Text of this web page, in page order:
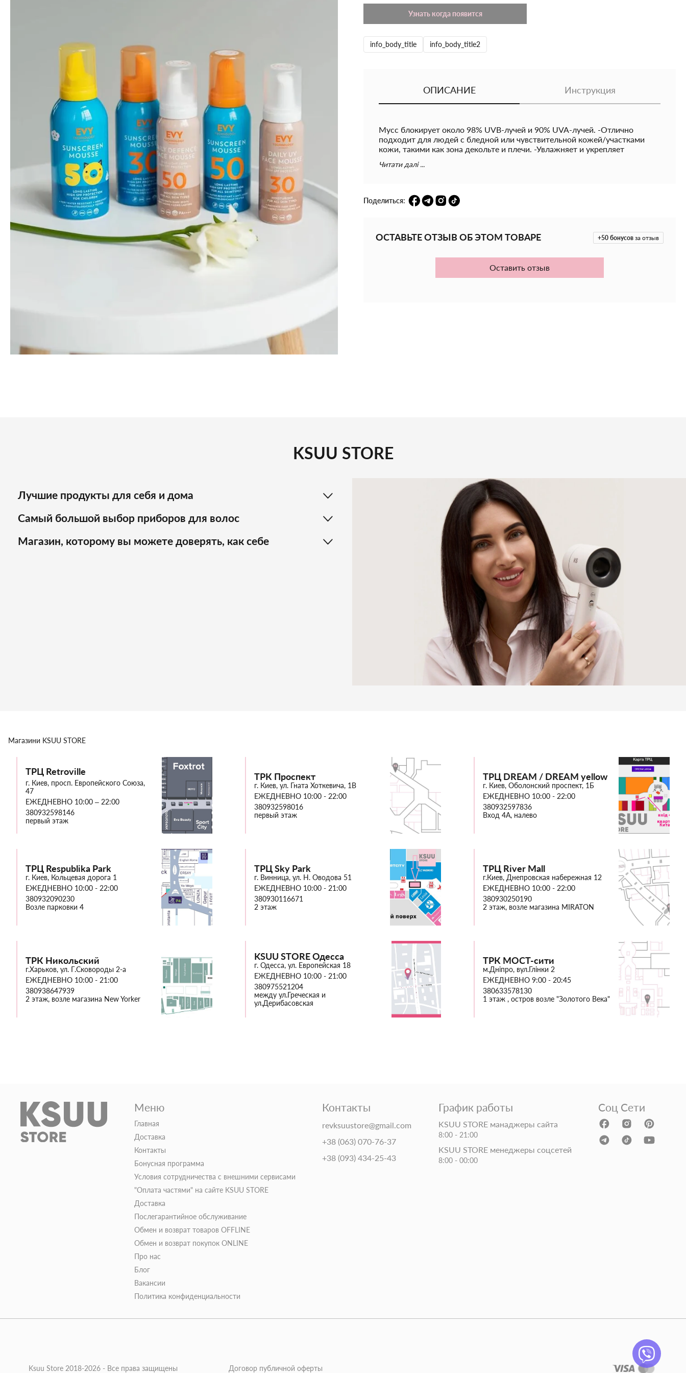
Узнать когда появится
info_body_title info_body_title2
ОПИСАНИЕ Инструкция
Мусс блокирует около 98% UVB-лучей и 90% UVA-лучей. -Отлично
подходит для людей с бледной или чувствительной кожей/участками
кожи, такими как зона декольте и плечи. -Увлажняет и укрепляет
хлорированная вода. -Продукт также подходит для лица, особенно если
продукта. -Не забивает поры и не оставляет белого следа. -Без
консервантов и духов. Без парафина и алкоголя. Без красителей и
Читати далі ...
Поделиться:
+50 бонусов за отзыв
ОСТАВЬТЕ ОТЗЫВ ОБ ЭТОМ ТОВАРЕ
Оставить отзыв
KSUU STORE
Лучшие продукты для себя и дома
Самый большой выбор приборов для волос
Магазин, которому вы можете доверять, как себе
Магазини KSUU STORE
ТРЦ Retroville
г. Киев, просп. Европейского Союза,
47
ЕЖЕДНЕВНО 10:00 – 22:00
380932598146
первый этаж
ТРК Проспект
г. Киев, ул. Гната Хоткевича, 1В
ЕЖЕДНЕВНО 10:00 - 22:00
380932598016
первый этаж
ТРЦ DREAM / DREAM yellow
г. Киев, Оболонский проспект, 1Б
ЕЖЕДНЕВНО 10:00 - 22:00
380932597836
Вход 4А, налево
ТРЦ Respublika Park
г. Киев, Кольцевая дорога 1
ЕЖЕДНЕВНО 10:00 - 22:00
380932090230
Возле парковки 4
ТРЦ Sky Park
г. Винница, ул. Н. Оводова 51
ЕЖЕДНЕВНО 10:00 - 21:00
380930116671
2 этаж
ТРЦ River Mall
г.Киев, Днепровская набережная 12
ЕЖЕДНЕВНО 10:00 - 22:00
380930250190
2 этаж, возле магазина MIRATON
ТРК Никольский
г.Харьков, ул. Г.Сковороды 2-а
ЕЖЕДНЕВНО 10:00 - 21:00
380938647939
2 этаж, возле магазина New Yorker
KSUU STORE Одесса
г. Одесса, ул. Европейская 18
ЕЖЕДНЕВНО 10:00 - 21:00
380975521204
между ул.Греческая и
ул.Дерибасовская
ТРК МОСТ-сити
м.Дніпро, вул.Глінки 2
ЕЖЕДНЕВНО 9:00 - 20:45
380633578130
1 этаж , остров возле "Золотого Века"
Меню
Главная
Доставка
Контакты
Бонусная программа
Условия сотрудничества с внешними сервисами
"Оплата частями" на сайте KSUU STORE
Доставка
Послегарантийное обслуживание
Обмен и возврат товаров OFFLINE
Обмен и возврат покупок ONLINE
Про нас
Блог
Вакансии
Политика конфиденциальности
Контакты
revksuustore@gmail.com
+38 (063) 070-76-37
+38 (093) 434-25-43
График работы
KSUU STORE манаджеры сайта
8:00 - 21:00
KSUU STORE менеджеры соцсетей
8:00 - 00:00
Соц Сети
Ksuu Store 2018-2026 - Все права защищены Договор публичной оферты